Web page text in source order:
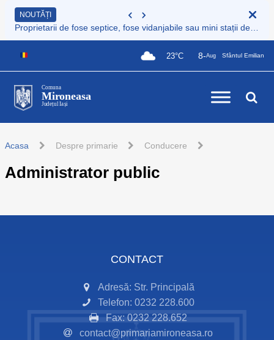
NOUTĂȚI
23°C 8-Aug Sfântul Emilian
Comuna
Mironeasa
Județul Iași
Acasa Despre primarie Conducere
Administrator public
CONTACT
Adresă: Str. Principală
Telefon: 0232 228.600
Fax: 0232 228.652
contact@primariamironeasa.ro